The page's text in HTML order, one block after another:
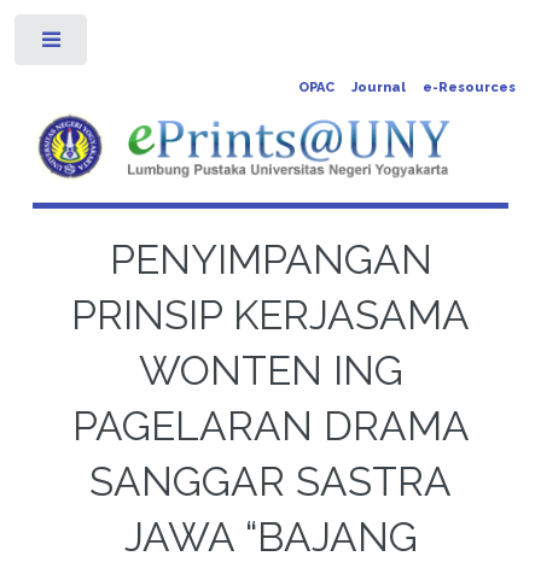
OPAC Journal e-Resources
PENYIMPANGAN
PRINSIP KERJASAMA
WONTEN ING
PAGELARAN DRAMA
SANGGAR SASTRA
JAWA “BAJANG